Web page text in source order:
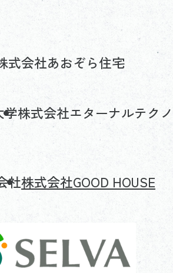
式会社あおぞら住宅
学株式会社エターナルテクノ
社株式会社GOOD HOUSE